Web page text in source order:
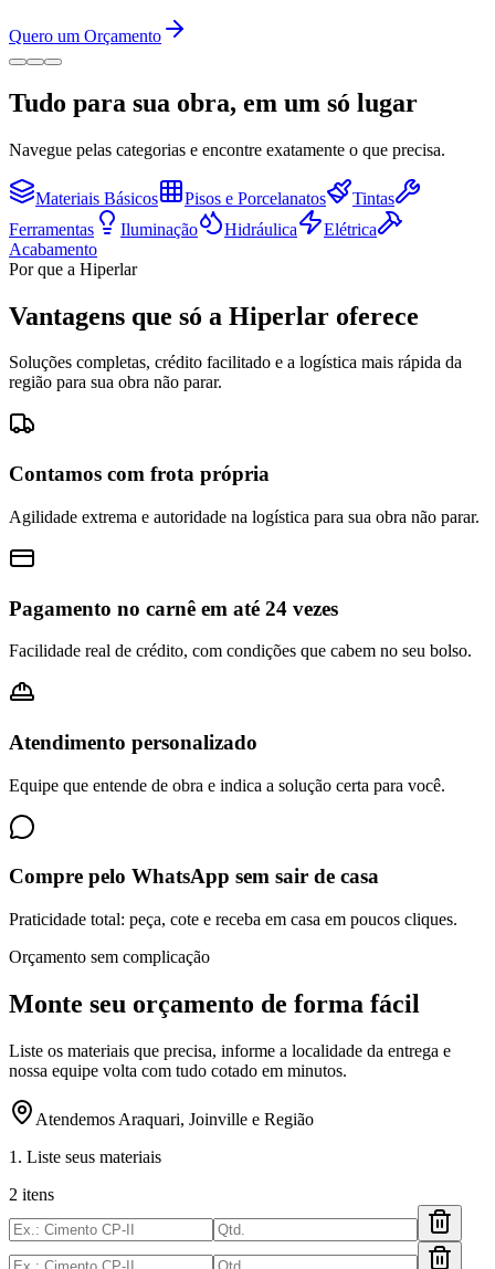
Quero um Orçamento
Tudo para sua obra, em um só lugar
Navegue pelas categorias e encontre exatamente o que precisa.
Materiais Básicos Pisos e Porcelanatos
Tintas
Ferramentas
Iluminação Hidráulica
Elétrica
Acabamento
Por que a Hiperlar
Vantagens que só a Hiperlar oferece
Soluções completas, crédito facilitado e a logística mais rápida da
região para sua obra não parar.
Contamos com frota própria
Agilidade extrema e autoridade na logística para sua obra não parar.
Pagamento no carnê em até 24 vezes
Facilidade real de crédito, com condições que cabem no seu bolso.
Atendimento personalizado
Equipe que entende de obra e indica a solução certa para você.
Compre pelo WhatsApp sem sair de casa
Praticidade total: peça, cote e receba em casa em poucos cliques.
Orçamento sem complicação
Monte seu orçamento de forma fácil
Liste os materiais que precisa, informe a localidade da entrega e
nossa equipe volta com tudo cotado em minutos.
Atendemos Araquari, Joinville e Região
1. Liste seus materiais
2 itens